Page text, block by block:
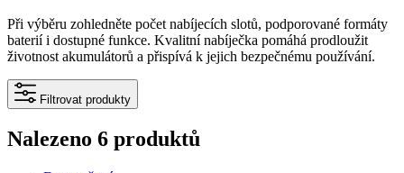
Při výběru zohledněte počet nabíjecích slotů, podporované formáty
baterií i dostupné funkce. Kvalitní nabíječka pomáhá prodloužit
životnost akumulátorů a přispívá k jejich bezpečnému používání.
Filtrovat produkty
Nalezeno 6 produktů